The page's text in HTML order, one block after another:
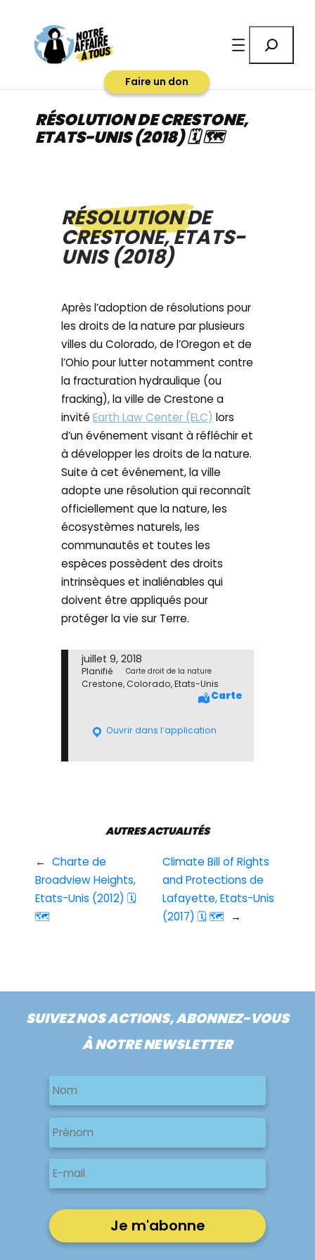
contenu
Faire un don
RÉSOLUTION DE CRESTONE,
ETATS-UNIS (2018) 🗓 🗺
RÉSOLUTION DE
CRESTONE, ETATS-
UNIS (2018)
Après l’adoption de résolutions pour
les droits de la nature par plusieurs
villes du Colorado, de l’Oregon et de
l’Ohio pour lutter notamment contre
la fracturation hydraulique (ou
fracking), la ville de Crestone a
invitéEarth Law Center (ELC) lors
d’un événement visant à réfléchir et
à développer les droits de la nature.
Suite à cet événement, la ville
adopte une résolution qui reconnaît
officiellement que la nature, les
écosystèmes naturels, les
communautés et toutes les
espèces possèdent des droits
intrinsèques et inaliénables qui
doivent être appliqués pour
protéger la vie sur Terre.
juillet 9, 2018
Planifié Carte droit de la nature
Crestone, Colorado, Etats-Unis
Carte
Ouvrir dans l’application
← Charte de
Broadview Heights,
Etats-Unis (2012) 🗓
🗺
AUTRES ACTUALITÉS
Climate Bill of Rights
and Protections de
Lafayette, Etats-Unis
(2017) 🗓 🗺
→
SUIVEZ NOS ACTIONS, ABONNEZ-VOUS
À NOTRE NEWSLETTER
Nom
Nom
Nom
Prénom
E-
mail